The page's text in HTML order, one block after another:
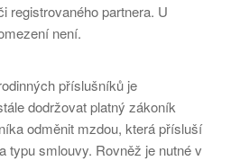
registrovaného partnera. U
není.
příslušníků je
dodržovat platný zákoník
odměnit mzdou, která přísluší
typu smlouvy. Rovněž je nutné v